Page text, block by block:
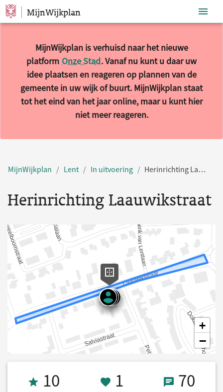
Sla navigatie over
MijnWijkplan
MijnWijkplan is verhuisd naar het nieuwe
platform Onze Stad. Vanaf nu kunt u daar uw
idee plaatsen en reageren op plannen van de
gemeente in uw wijk of buurt. MijnWijkplan staat
tot het eind van het jaar online, maar u kunt hier
niet meer reageren.
MijnWijkplan Lent In uitvoering Herinrichting Laauwikstraat
Herinrichting Laauwikstraat
+
−
Populariteit 10
10 1 Keer
1 7070